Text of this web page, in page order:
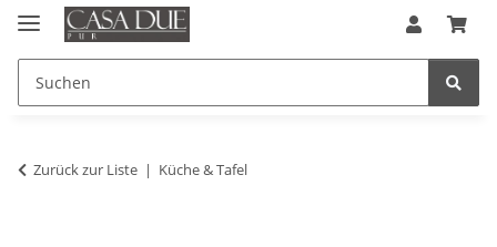
Zurück zur Liste Küche & Tafel